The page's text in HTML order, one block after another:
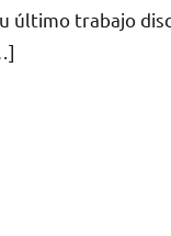
último trabajo